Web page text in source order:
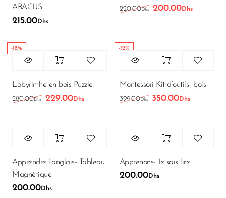
ABACUS
215.00Dhs
220.00Dhs Le prix initial était :
200.00Dhs
-18%
Labyrinthe en bois Puzzle
280.00Dhs Le prix initial était : 280.00Dhs.
229.00Dhs Le prix actuel est : 229.00Dhs.
-12%
Montessori Kit d’outils- bois
399.00Dhs Le prix initial était :
350.00Dhs
Apprendre l’anglais- Tableau
Magnétique
200.00Dhs
Apprenons- Je sais lire
200.00Dhs